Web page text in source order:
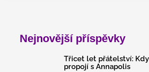
Nejnovější příspěvky
Třicet let přátelství:
propojí s Annapolis